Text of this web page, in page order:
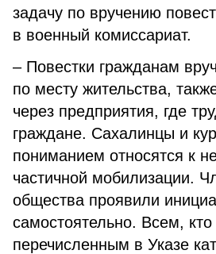
задачу по вручению
в военный комиссариат.
– Повестки гражданам
по месту жительства,
через предприятия, где
граждане. Сахалинцы и
пониманием относятся к
частичной мобилизации.
общества проявили
самостоятельно. Всем, кто
перечисленным в Указе